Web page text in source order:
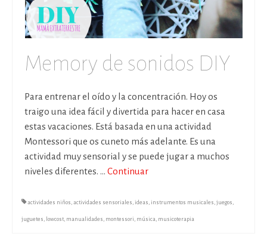
Memory de sonidos DIY
Para entrenar el oído y la concentración. Hoy os
traigo una idea fácil y divertida para hacer en casa
estas vacaciones. Está basada en una actividad
Montessori que os cuneto más adelante. Es una
actividad muy sensorial y se puede jugar a muchos
niveles diferentes. … Continuar
actividades niños , actividades sensoriales , ideas , instrumentos musicales , juegos ,
juguetes , lowcost, manualidades , montessori , música, musicoterapia